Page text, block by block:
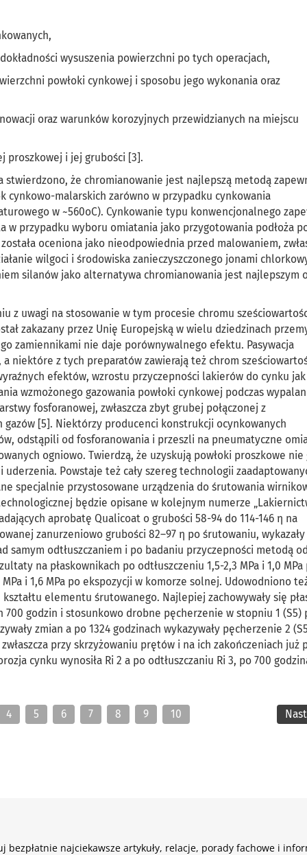
wysuszenia powierzchni po tych operacjach,
powłoki cynkowej i sposobu jego wykonania oraz
oraz warunków korozyjnych przewidzianych na miejscu
proszkowej i jej grubości [3].
stwierdzono, że chromianowanie jest najlepszą metodą
cynkowo-malarskich zarówno w przypadku cynkowania
w ~560oC). Cynkowanie typu konwencjonalnego
w przypadku wyboru omiatania jako przygotowania podłoża
oceniona jako nieodpowiednia przed malowaniem,
wilgoci i środowiska zanieczyszczonego jonami
silanów jako alternatywa chromianowania jest najlepszym
z uwagi na stosowanie w tym procesie chromu
zakazany przez Unię Europejską w wielu dziedzinach
zamiennikami nie daje porównywalnego efektu. Pasywacja
niektóre z tych preparatów zawierają też chrom
efektów, wzrostu przyczepności lakierów do cynku jak
wzmożonego gazowania powłoki cynkowej podczas
fosforanowej, zwłaszcza zbyt grubej połączonej z
[5]. Niektórzy producenci konstrukcji ocynkowanych
odstąpili od fosforanowania i przeszli na pneumatyczne
ogniowo. Twierdzą, że uzyskują powłoki proszkowe nie
uderzenia. Powstaje też cały szereg technologii
specjalnie przystosowane urządzenia do śrutowania
będzie opisane w kolejnym numerze
aprobatę Qualicoat o grubości 58-94 do 114-146 η na
zanurzeniowo grubości 82–97 η po śrutowaniu, wykazały
samym odtłuszczaniem i po badaniu przyczepności metodą
na płaskownikach po odtłuszczeniu 1,5-2,3 MPa i 1,0 MPa
i 1,6 MPa po ekspozycji w komorze solnej. Udowodniono
elementu śrutowanego. Najlepiej zachowywały się
godzin i stosunkowo drobne pęcherzenie w stopniu 1 (S5)
zmian a po 1324 godzinach wykazywały pęcherzenie 2
przy skrzyżowaniu prętów i na ich zakończeniach już
cynku wynosiła Ri 2 a po odtłuszczaniu Ri 3, po 700
4 5 6 7 8 9 10
najciekawsze artykuły, relacje, porady fachowe i